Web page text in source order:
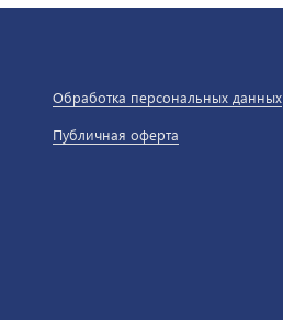
Обработка персональных данных
Публичная оферта